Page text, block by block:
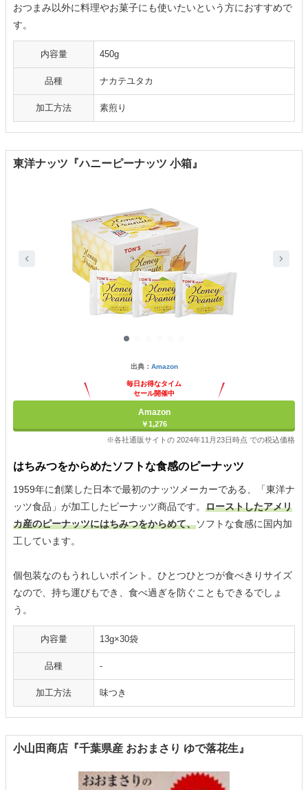
おつまみ以外に料理やお菓子にも使いたいという方におすすめで
す。
内容量 450g
品種 ナカテユタカ
加工方法 素煎り
東洋ナッツ『ハニーピーナッツ 小箱』
出典： Amazon
毎日お得なタイム
セール開催中
Amazon
￥1,276
※各社通販サイトの 2024年11月23日時点 での税込価格
はちみつをからめたソフトな食感のピーナッツ
1959年に創業した日本で最初のナッツメーカーである、「東洋ナ
ッツ食品」が加工したピーナッツ商品です。 ローストしたアメリ
カ産のピーナッツにはちみつをからめて、ソフトな食感に国内加
工しています。
個包装なのもうれしいポイント。ひとつひとつが食べきりサイズ
なので、持ち運びもでき、食べ過ぎを防ぐこともできるでしょ
う。
内容量 13g×30袋
品種 -
加工方法 味つき
小山田商店『千葉県産 おおまさり ゆで落花生』